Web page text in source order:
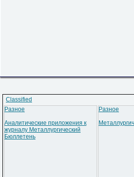
Classified
Разное
Аналитические приложения к
журналу Металлургический
Бюллетень
Разное